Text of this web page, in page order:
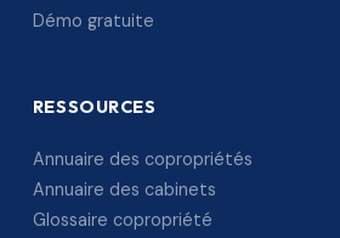
Démo gratuite
RESSOURCES
Annuaire des copropriétés
Annuaire des cabinets
Glossaire copropriété